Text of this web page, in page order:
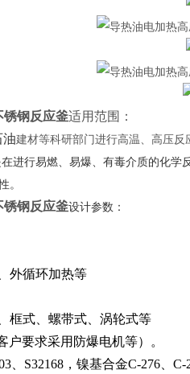
锈钢反应釜适用范围：
油建材等科研部门进行高温、高压反
进行易燃、易爆、有毒介质的化学
。‌
锈钢反应釜设计参数：
外循环加热等
框式、螺带式、涡轮式等
户要求采用防爆电机等）。
、S32168，镍基合金C-276、